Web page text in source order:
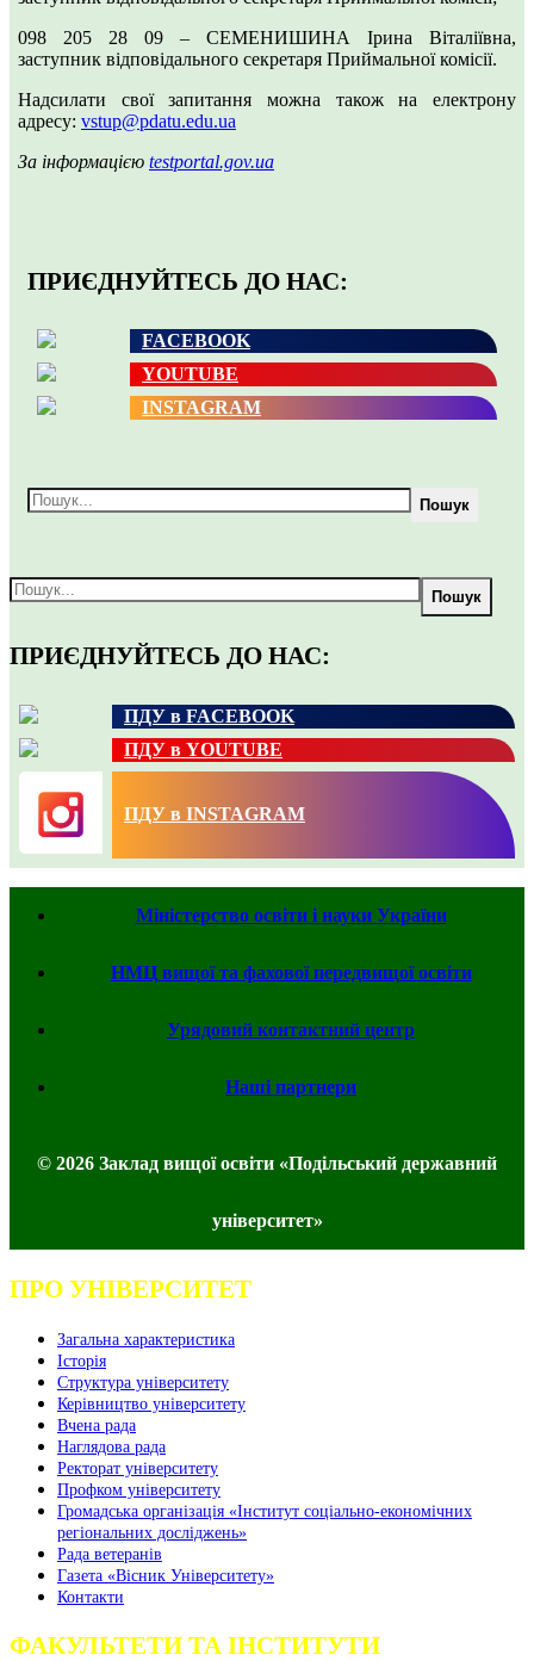
098 205 28 09 – СЕМЕНИШИНА Ірина Віталіївна,
заступник відповідального секретаря Приймальної комісії.
Надсилати свої запитання можна також на електрону
адресу: vstup@pdatu.edu.ua
За інформацією testportal.gov.ua
ПРИЄДНУЙТЕСЬ ДО НАС:
FACEBOOK
YOUTUBE
INSTAGRAM
Пошук
Пошук
ПРИЄДНУЙТЕСЬ ДО НАС:
ПДУ в FACEBOOK
ПДУ в YOUTUBE
ПДУ в INSTAGRAM
Міністерство освіти і науки України
НМЦ вищої та фахової передвищої освіти
Урядовий контактний центр
Наші партнери
© 2026 Заклад вищої освіти «Подільський державний
університет»
ПРО УНІВЕРСИТЕТ
Загальна характеристика
Історія
Структура університету
Керівництво університету
Вчена рада
Наглядова рада
Ректорат університету
Профком університету
Громадська організація «Інститут соціально-економічних
регіональних досліджень»
Рада ветеранів
Газета «Вісник Університету»
Контакти
ФАКУЛЬТЕТИ ТА ІНСТИТУТИ